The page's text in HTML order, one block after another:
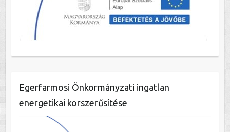
Egerfarmosi Önkormányzati ingatlan
energetikai korszerűsítése